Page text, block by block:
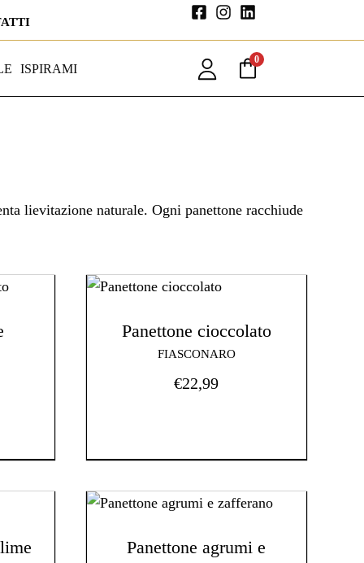
ISPIRAMI
0
lievitazione naturale. Ogni panettone racchiude
Panettone cioccolato
FIASCONARO
€22,99
Panettone agrumi e